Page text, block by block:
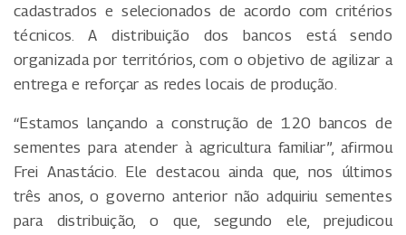
cadastrados e selecionados de acordo com critérios
técnicos. A distribuição dos bancos está sendo
organizada por territórios, com o objetivo de agilizar a
entrega e reforçar as redes locais de produção.
“Estamos lançando a construção de 120 bancos de
sementes para atender à agricultura familiar”, afirmou
Frei Anastácio. Ele destacou ainda que, nos últimos
três anos, o governo anterior não adquiriu sementes
para distribuição, o que, segundo ele, prejudicou